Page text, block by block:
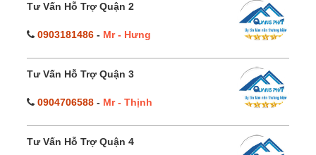
Tư Vấn Hỗ Trợ Quận 2
0903181486 - Mr - Hưng
Tư Vấn Hỗ Trợ Quận 3
0904706588 - Mr - Thịnh
Tư Vấn Hỗ Trợ Quận 4